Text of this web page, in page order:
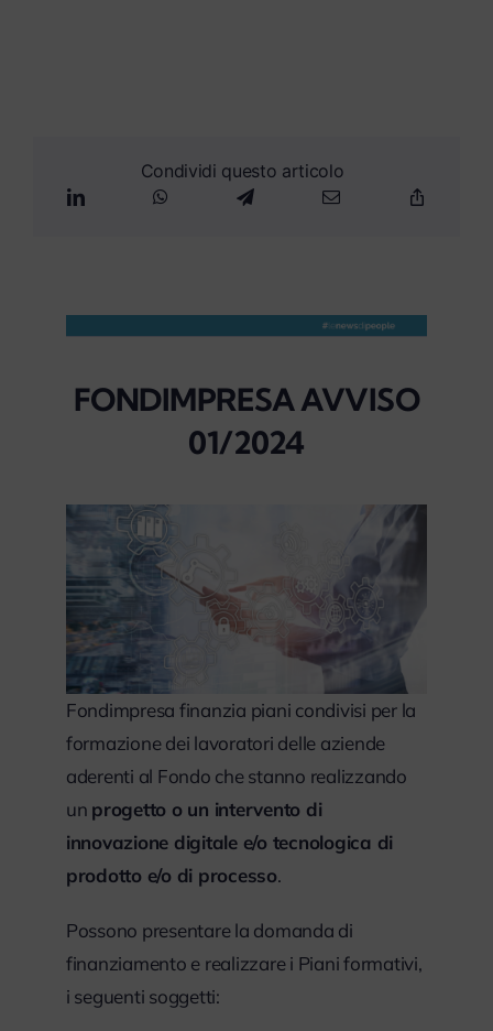
Condividi questo articolo
FONDIMPRESA AVVISO
01/2024
Fondimpresa finanzia piani condivisi per la
formazione dei lavoratori delle aziende
aderenti al Fondo che stanno realizzando
un progetto o un intervento di
innovazione digitale e/o tecnologica di
prodotto e/o di processo.
Possono presentare la domanda di
finanziamento e realizzare i Piani formativi,
i seguenti soggetti: